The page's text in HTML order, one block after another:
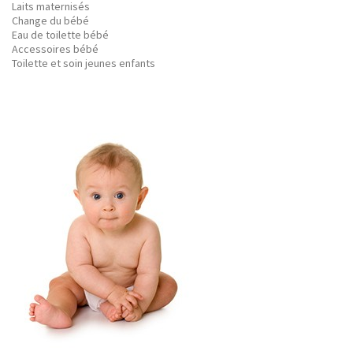
Laits maternisés
Change du bébé
Eau de toilette bébé
Accessoires bébé
Toilette et soin jeunes enfants